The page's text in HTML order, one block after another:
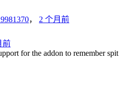
， 2 个月前
前
for the addon to remember spit